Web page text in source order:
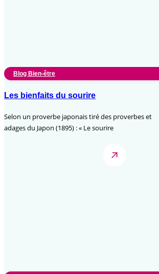
Blog Bien-être
Les bienfaits du sourire
Selon un proverbe japonais tiré des proverbes et
adages du Japon (1895) : « Le sourire